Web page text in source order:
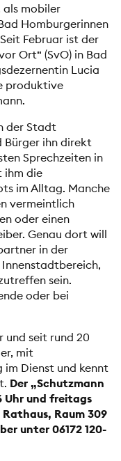
als mobiler
Homburgerinnen
Februar ist der
Ort“ (SvO) in Bad
Lucia
produktive
der Stadt
Bürger ihn direkt
Sprechzeiten in
ihm die
im Alltag. Manche
vermeintlich
oder einen
Genau dort will
in der
sein.
oder bei
und seit rund 20
mit
im Dienst und kennt
Der „Schutzmann
Uhr und freitags
Rathaus, Raum 309
unter 06172 120-